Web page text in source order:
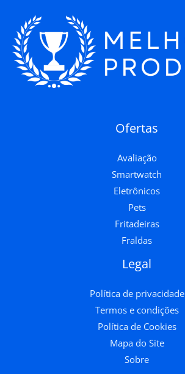
Ofertas
Avaliação
Smartwatch
Eletrônicos
Pets
Fritadeiras
Fraldas
Legal
Política de privacidade
Termos e condições
Política de Cookies
Mapa do Site
Sobre